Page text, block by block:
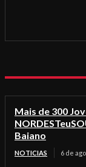
Mais de 300
Baiano
NOTICIAS 6 de